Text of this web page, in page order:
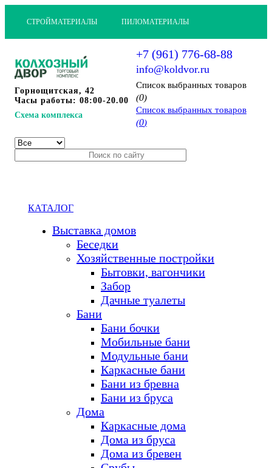
СТРОЙМАТЕРИАЛЫ ПИЛОМАТЕРИАЛЫ
Горнощитская, 42
Часы работы: 08:00-20.00
Схема комплекса
+7 (961) 776-68-88
info@koldvor.ru
Cписок выбранных товаров
(0)
Cписок выбранных товаров
(0)
КАТАЛОГ
Выставка домов
Беседки
Хозяйственные постройки
Бытовки, вагончики
Забор
Дачные туалеты
Бани
Бани бочки
Мобильные бани
Модульные бани
Каркасные бани
Бани из бревна
Бани из бруса
Дома
Каркасные дома
Дома из бруса
Дома из бревен